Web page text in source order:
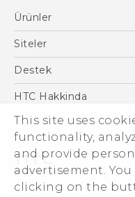
This site uses
functionality,
and provide
advertisement.
clicking on the
Ürünler
Akıllı Telefonlar
VIVE
Siteler
HTC Dev
Destek
Destek Merkezi
HTC Hakkinda
ESG
Yatırımcı (İNGİLİZCE)
Gizlilik Politikası
Ürün Güvenliği